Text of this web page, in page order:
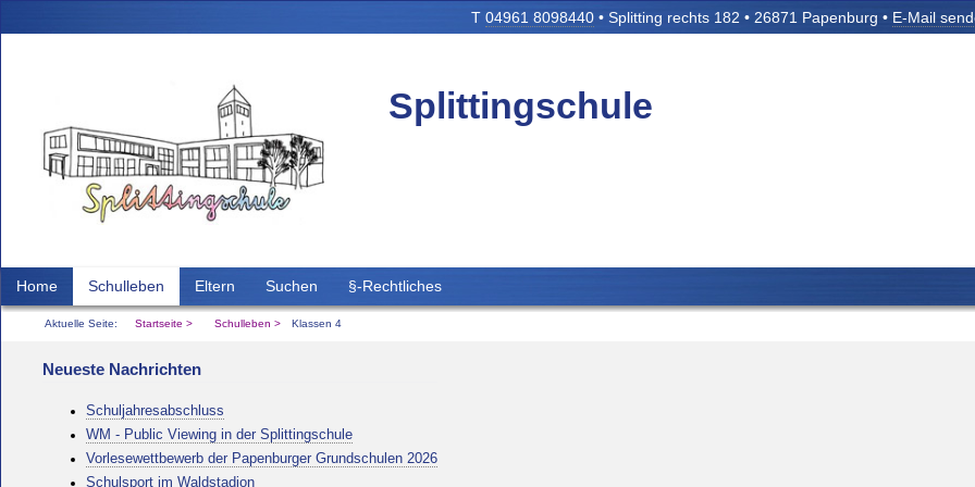
T 04961 8098440 • Splitting rechts 182 • 26871 Papenburg • E-Mail
Splittingschule
Home Schulleben Eltern Suchen §-Rechtliches
Aktuelle Seite: Startseite Schulleben Klassen 4
Neueste Nachrichten
Schuljahresabschluss
WM - Public Viewing in der Splittingschule
Vorlesewettbewerb der Papenburger Grundschulen 2026
Schulsport im Waldstadion